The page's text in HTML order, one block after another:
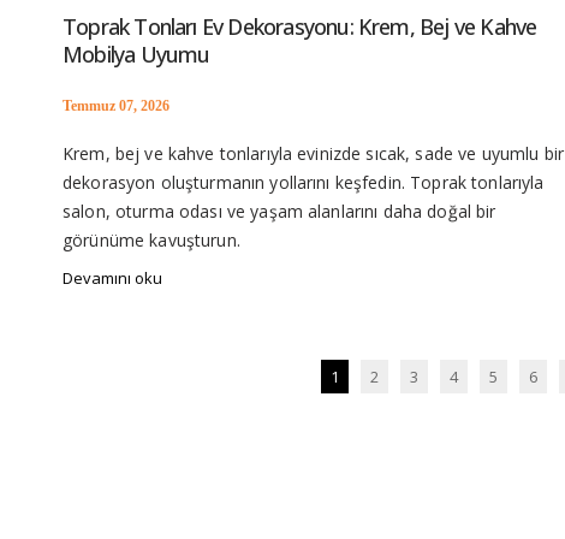
Toprak Tonları Ev Dekorasyonu: Krem, Bej ve Kahve
Mobilya Uyumu
Temmuz 07, 2026
Krem, bej ve kahve tonlarıyla evinizde sıcak, sade ve uyumlu bir
dekorasyon oluşturmanın yollarını keşfedin. Toprak tonlarıyla
salon, oturma odası ve yaşam alanlarını daha doğal bir
görünüme kavuşturun.
Devamını oku
1 2 3 4 5 6